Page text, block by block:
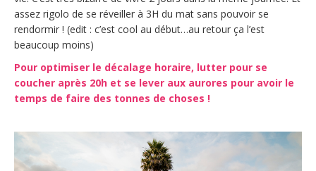
assez rigolo de se réveiller à 3H du mat sans pouvoir se
rendormir ! (edit : c’est cool au début…au retour ça l’est
beaucoup moins)
Pour optimiser le décalage horaire, lutter pour se
coucher après 20h et se lever aux aurores pour avoir le
temps de faire des tonnes de choses !